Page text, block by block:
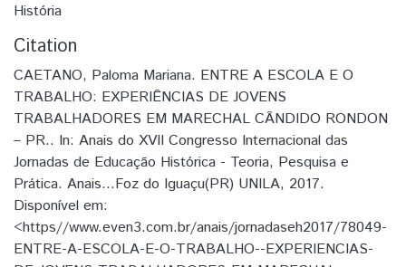
História
Citation
CAETANO, Paloma Mariana. ENTRE A ESCOLA E O
TRABALHO: EXPERIÊNCIAS DE JOVENS
TRABALHADORES EM MARECHAL CÂNDIDO RONDON
– PR.. In: Anais do XVII Congresso Internacional das
Jornadas de Educação Histórica - Teoria, Pesquisa e
Prática. Anais...Foz do Iguaçu(PR) UNILA, 2017.
Disponível em:
<https//www.even3.com.br/anais/jornadaseh2017/78049-
ENTRE-A-ESCOLA-E-O-TRABALHO--EXPERIENCIAS-